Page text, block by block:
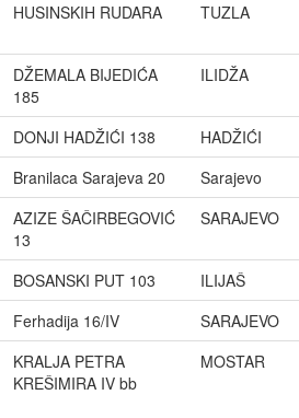
HUSINSKIH RUDARA TUZLA
DŽEMALA BIJEDIĆA
185
ILIDŽA
DONJI HADŽIĆI 138 HADŽIĆI
Branilaca Sarajeva 20 Sarajevo
AZIZE ŠAČIRBEGOVIĆ
13
SARAJEVO
BOSANSKI PUT 103 ILIJAŠ
Ferhadija 16/IV SARAJEVO
KRALJA PETRA
KREŠIMIRA IV bb
MOSTAR